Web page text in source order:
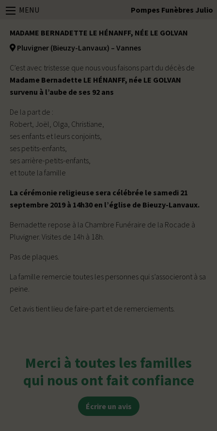
MENU Pompes Funèbres Julio
MADAME BERNADETTE LE HÉNANFF, NÉE LE GOLVAN
Pluvigner (Bieuzy-Lanvaux) – Vannes
C’est avec tristesse que nous vous faisons part du décès de
Madame Bernadette LE HÉNANFF, née LE GOLVAN
survenu à l’aube de ses 92 ans
De la part de :
Robert, Joël, Olga, Christiane,
ses enfants et leurs conjoints,
ses petits-enfants,
ses arrière-petits-enfants,
et toute la famille
La cérémonie religieuse sera célébrée le samedi 21
septembre 2019 à 14h30 en l’église de Bieuzy-Lanvaux.
Bernadette repose à la Chambre Funéraire de la Rocade à
Pluvigner. Visites de 14h à 18h.
Pas de plaques.
La famille remercie toutes les personnes qui s’associeront à sa
peine.
Cet avis tient lieu de faire-part et de remerciements.
Merci à toutes les familles
qui nous ont fait confiance
Écrire un avis